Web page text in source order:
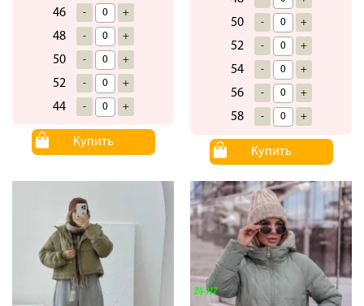
46 - +
48 - +
50 - +
52 - +
44 - +
Купить
50 - +
52 - +
54 - +
56 - +
58 - +
Купить